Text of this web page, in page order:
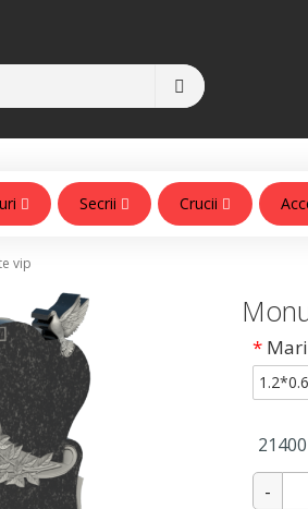
Secrii Crucii
vip
*
21400